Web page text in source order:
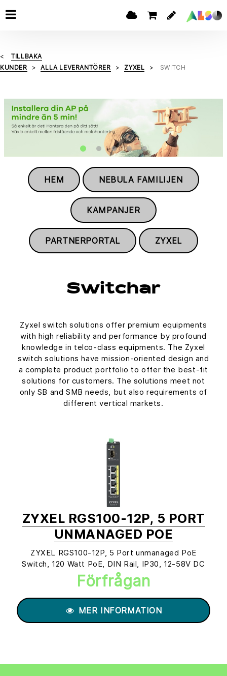
TILLBAKA
KUNDER
ALLA LEVERANTÖRER ZYXEL SWITCH
HEM NEBULA FAMILIJEN
KAMPANJER
PARTNERPORTAL ZYXEL
Switchar
Zyxel switch solutions offer premium equipments
with high reliability and performance by profound
knowledge in telco-class equipments. The Zyxel
switch solutions have mission-oriented design and
a complete product portfolio to offer the best-fit
solutions for customers. The solutions meet not
only SB and SMB needs, but also requirements of
different vertical markets.
ZYXEL RGS100-12P, 5 PORT
UNMANAGED POE
ZYXEL RGS100-12P, 5 Port unmanaged PoE
Switch, 120 Watt PoE, DIN Rail, IP30, 12-58V DC
Förfrågan
MER INFORMATION